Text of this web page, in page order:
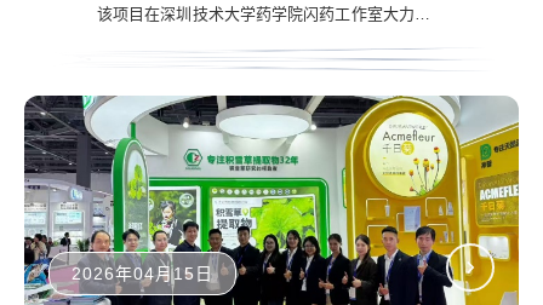
该项目在深圳技术大学药学院闪药工作室大力支持
自研发酵系列参展，并在展会上集中展示深圳技术
大学药学院在天然植物发酵原料开发、功效评价及
产业转化方面的阶段性成果。In-Cosmetics是全球
化...
2026年04月15日